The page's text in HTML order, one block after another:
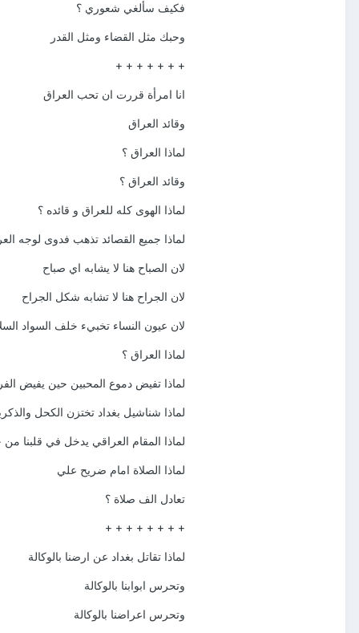
فكيف سألغي شعوري ؟
وحبك مثل القضاء ومثل القدر
+ + + + + + +
انا امرأة قررت ان تحب العراق
وقائد العراق
لماذا العراق ؟
وقائد العراق ؟
لماذا الهوى كله للعراق و قائده ؟
لماذا جميع القصائد تذهب فدوى لوجه
لان الصباح هنا لا يشابه اي صباح
لان الجراح هنا لا تشابه شكل الجراح
لان عيون النساء تخبيء خلف السواد
لماذا العراق ؟
لماذا تفيض دموع المحبين حين يفيض
لماذا شناشيل بغداد تختزن الكحل
لماذا المقام العراقي يدخل في قلبنا
لماذا الصلاة امام ضريح علي
تعادل الف صلاة ؟
+ + + + + + + +
لماذا تقاتل بغداد عن ارضنا بالوكالة
وتحرس ابوابنا بالوكالة
وتحرس اعراضنا بالوكالة